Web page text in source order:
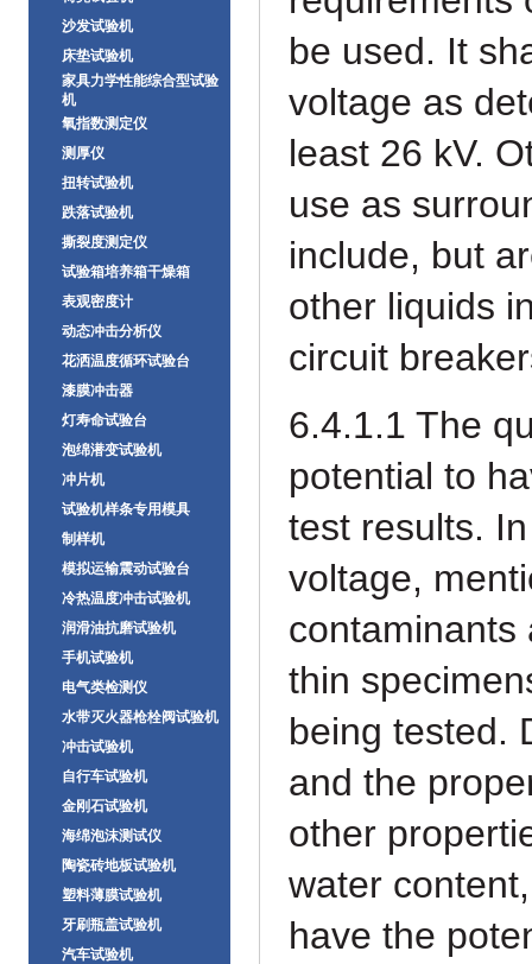
沙发试验机
床垫试验机
家具力学性能综合型试验
机
氧指数测定仪
测厚仪
扭转试验机
跌落试验机
撕裂度测定仪
试验箱培养箱干燥箱
表观密度计
动态冲击分析仪
花洒温度循环试验台
漆膜冲击器
灯寿命试验台
泡绵潜变试验机
冲片机
试验机样条专用模具
制样机
模拟运输震动试验台
冷热温度冲击试验机
润滑油抗磨试验机
手机试验机
电气类检测仪
水带灭火器枪栓阀试验机
冲击试验机
自行车试验机
金刚石试验机
海绵泡沫测试仪
陶瓷砖地板试验机
塑料薄膜试验机
牙刷瓶盖试验机
汽车试验机
be used. It
voltage as
least 26 kV.
use as
include, but
other liquids
circuit
6.4.1.1 The
potential to
test results.
voltage,
contaminants
thin
being tested.
and the
other
water
have the